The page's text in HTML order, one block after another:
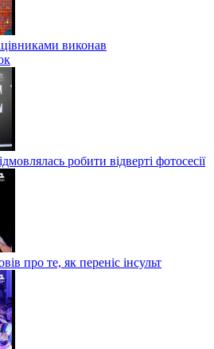
виконав
робити відверті фотосесії
про те, як переніс інсульт